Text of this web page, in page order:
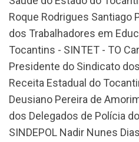
Roque Rodrigues Santiago
dos Trabalhadores em
Tocantins - SINTET - TO
Presidente do Sindicato
Receita Estadual do
Deusiano Pereira de
dos Delegados de Polícia
SINDEPOL Nadir Nunes